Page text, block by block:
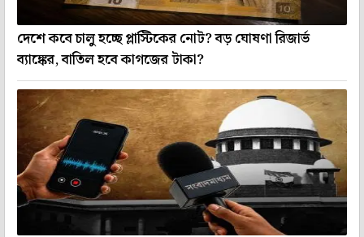
দেশে কবে চালু হচ্ছে প্লাস্টিকের নোট? বড় ঘোষণা রিজার্ভ
ব্যাঙ্কের, বাতিল হবে কাগজের টাকা?